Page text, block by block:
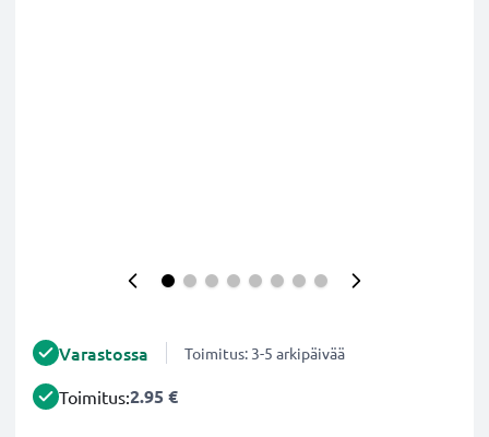
Varastossa Toimitus: 3-5 arkipäivää
Toimitus:2.95 €